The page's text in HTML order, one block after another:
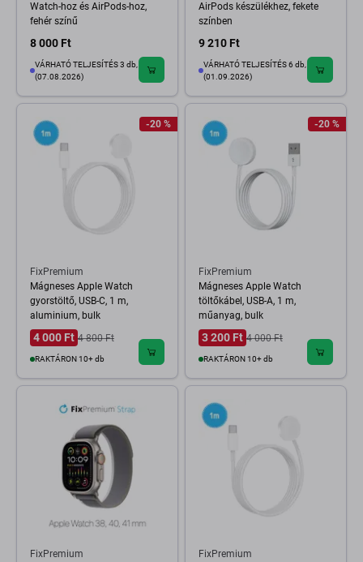
Watch-hoz és AirPods-hoz,
fehér színű
8 000 Ft
VÁRHATÓ TELJESÍTÉS 3 db,
(07.08.2026)
AirPods készülékhez, fekete
színben
9 210 Ft
VÁRHATÓ TELJESÍTÉS 6 db,
(01.09.2026)
-20 %
FixPremium
Mágneses Apple Watch
gyorstöltő, USB-C, 1 m,
aluminium, bulk
4 000 Ft 4 800 Ft
RAKTÁRON 10+ db
-20 %
FixPremium
Mágneses Apple Watch
töltőkábel, USB-A, 1 m,
műanyag, bulk
3 200 Ft 4 000 Ft
RAKTÁRON 10+ db
FixPremium
FixPremium